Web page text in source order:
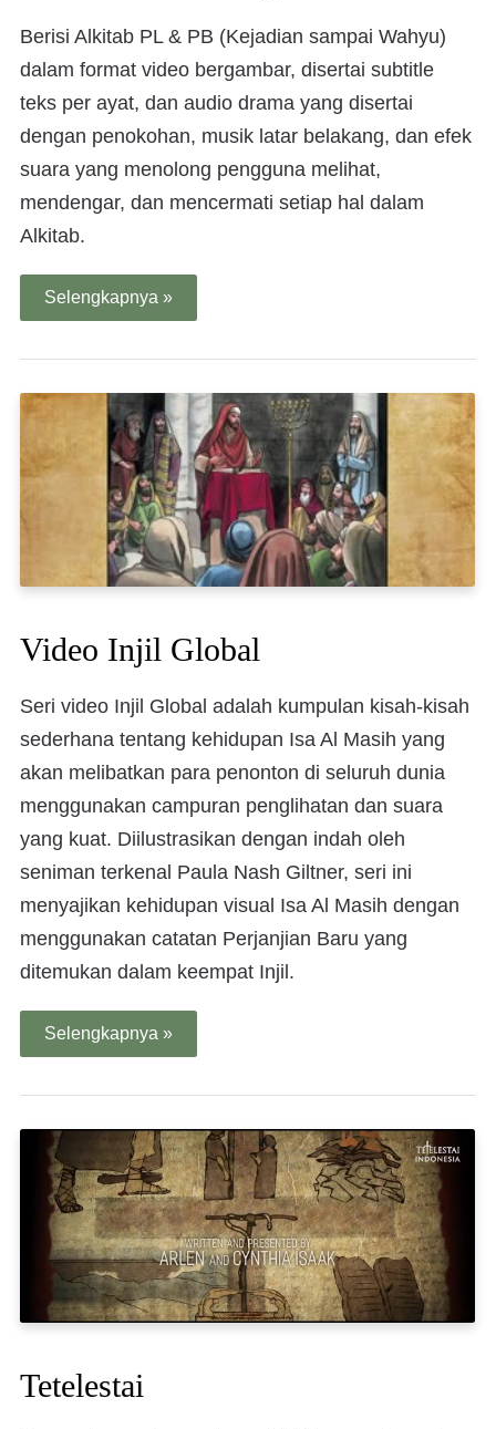
Berisi Alkitab PL & PB (Kejadian sampai Wahyu)
dalam format video bergambar, disertai subtitle
teks per ayat, dan audio drama yang disertai
dengan penokohan, musik latar belakang, dan efek
suara yang menolong pengguna melihat,
mendengar, dan mencermati setiap hal dalam
Alkitab.
Selengkapnya »
Video Injil Global
Seri video Injil Global adalah kumpulan kisah-kisah
sederhana tentang kehidupan Isa Al Masih yang
akan melibatkan para penonton di seluruh dunia
menggunakan campuran penglihatan dan suara
yang kuat. Diilustrasikan dengan indah oleh
seniman terkenal Paula Nash Giltner, seri ini
menyajikan kehidupan visual Isa Al Masih dengan
menggunakan catatan Perjanjian Baru yang
ditemukan dalam keempat Injil.
Selengkapnya »
Tetelestai